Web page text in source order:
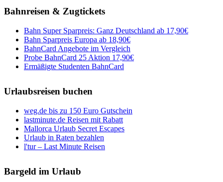
Bahnreisen & Zugtickets
Bahn Super Sparpreis: Ganz Deutschland ab 17,90€
Bahn Sparpreis Europa ab 18,90€
BahnCard Angebote im Vergleich
Probe BahnCard 25 Aktion 17,90€
Ermäßigte Studenten BahnCard
Urlaubsreisen buchen
weg.de bis zu 150 Euro Gutschein
lastminute.de Reisen mit Rabatt
Mallorca Urlaub Secret Escapes
Urlaub in Raten bezahlen
l'tur – Last Minute Reisen
Bargeld im Urlaub